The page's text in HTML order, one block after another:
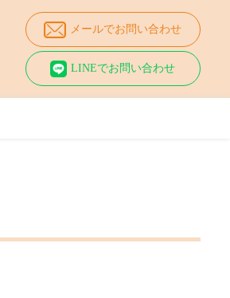
メールでお問い合わせ
LINEでお問い合わせ